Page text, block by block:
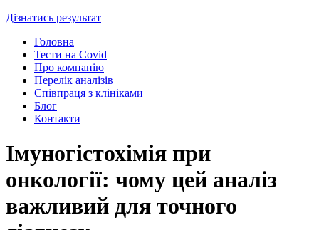
Дізнатись результат
Головна
Тести на Covid
Про компанію
Перелік аналізів
Співпраця з клініками
Блог
Контакти
Імуногістохімія при
онкології: чому цей аналіз
важливий для точного